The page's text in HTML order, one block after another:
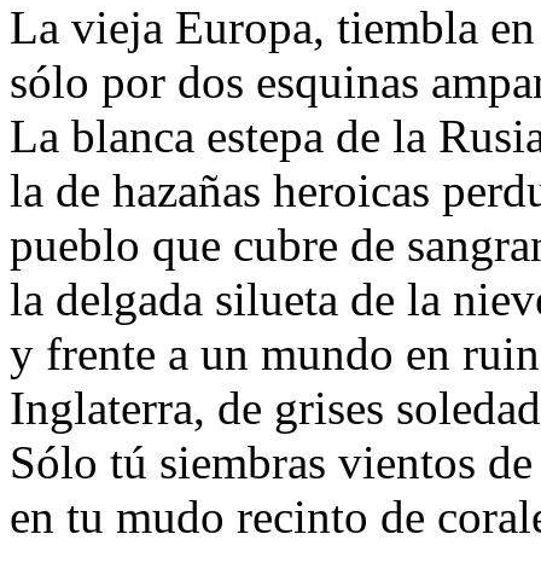
La vieja Europa, tiembla
sólo por dos esquinas
La blanca estepa de la
la de hazañas heroicas
pueblo que cubre de
la delgada silueta de la
y frente a un mundo en
Inglaterra, de grises
Sólo tú siembras vientos de
en tu mudo recinto de